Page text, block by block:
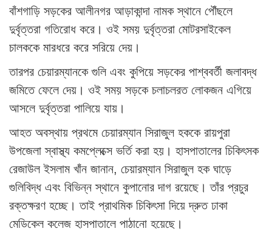
বাঁশগাড়ি সড়কের আলীনগর আড়াকান্দা নামক স্থানে পৌঁছলে
দুর্বৃত্তরা গতিরোধ করে। ওই সময় দুর্বৃত্তরা মোটরসাইকেল
চালককে মারধরে করে সরিয়ে দেয়।
তারপর চেয়ারম্যানকে গুলি এবং কুপিয়ে সড়কের পাশ্ববর্তী জলাবদ্ধ
জমিতে ফেলে দেয়। ওই সময় সড়কে চলাচলরত লোকজন এগিয়ে
আসলে দুর্বৃত্তরা পালিয়ে যায়।
আহত অবস্থায় প্রথমে চেয়ারম্যান সিরাজুল হককে রায়পুরা
উপজেলা স্বাস্থ্য কমপ্লেক্সে ভর্তি করা হয়। হাসপাতালের চিকিৎসক
রেজাউল ইসলাম খাঁন জানান, চেয়ারম্যান সিরাজুল হক ঘাড়ে
গুলিবিদ্ধ এবং বিভিন্ন স্থানে কুপানোর দাগ রয়েছে। তাঁর প্রচুর
রক্তক্ষরণ হচ্ছে। তাই প্রাথমিক চিকিৎসা দিয়ে দ্রুত ঢাকা
মেডিকেল কলেজ হাসপাতালে পাঠানো হয়েছে।